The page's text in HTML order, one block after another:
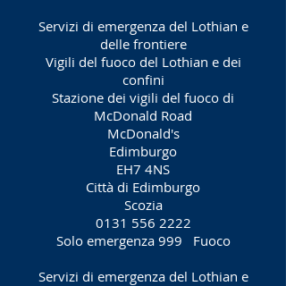
Servizi di emergenza del Lothian e
delle frontiere
Vigili del fuoco del Lothian e dei
confini
Stazione dei vigili del fuoco di
McDonald Road
McDonald's
Edimburgo
EH7 4NS
Città di Edimburgo
Scozia
0131 556 2222
Solo emergenza 999
Fuoco
Servizi di emergenza del Lothian e